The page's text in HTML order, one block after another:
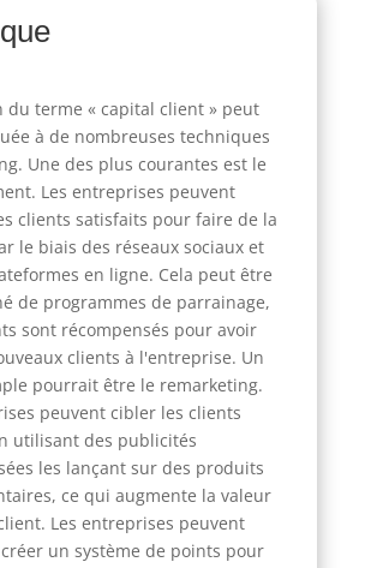
du terme « capital client » peut
à de nombreuses techniques
Une des plus courantes est le
Les entreprises peuvent
clients satisfaits pour faire de la
le biais des réseaux sociaux et
en ligne. Cela peut être
de programmes de parrainage,
sont récompensés pour avoir
clients à l'entreprise. Un
pourrait être le remarketing.
peuvent cibler les clients
utilisant des publicités
les lançant sur des produits
ce qui augmente la valeur
Les entreprises peuvent
un système de points pour